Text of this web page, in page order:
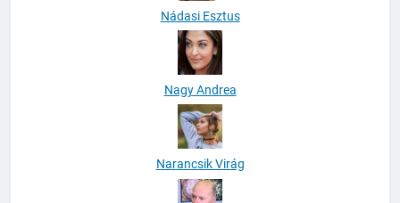
Nádasi Esztus
Nagy Andrea
Narancsik Virág